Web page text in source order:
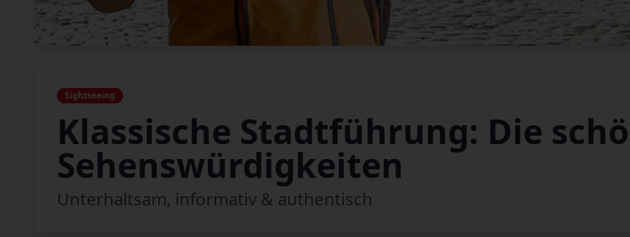
Sightseeing
Klassische Stadtführung: Die
Sehenswürdigkeiten
Unterhaltsam, informativ & authentisch